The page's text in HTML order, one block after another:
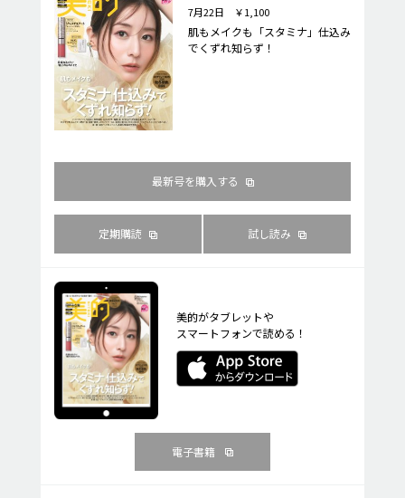
7月22日 ￥1,100
肌もメイクも「スタミナ」仕込み
でくずれ知らず！
最新号を購入する
定期購読 試し読み
美的がタブレットや
スマートフォンで読める！
電子書籍